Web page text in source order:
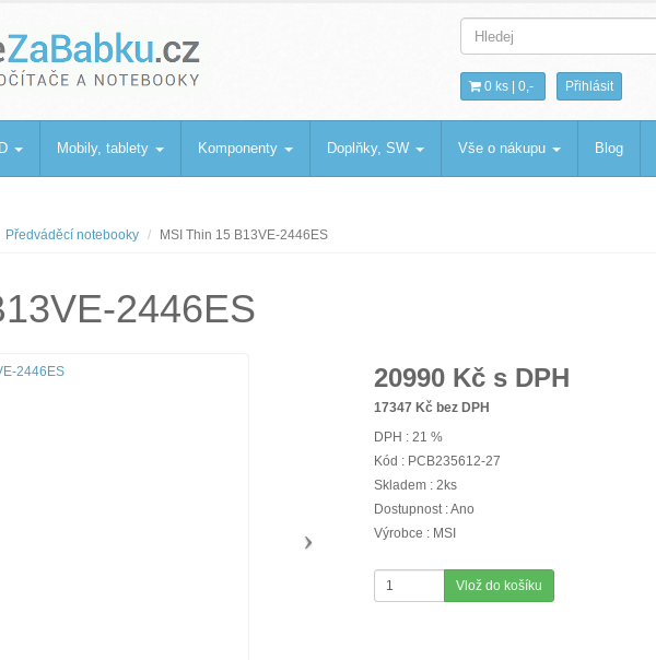
.cz
0 ks | 0,- Přihlásit
Mobily, tablety Komponenty Doplňky, SW Vše o nákupu Blog
Předváděcí notebooky MSI Thin 15 B13VE-2446ES
2446ES
20990 Kč s DPH
17347 Kč bez DPH
DPH : 21 %
Kód : PCB235612-27
Skladem : 2ks
Dostupnost : Ano
Výrobce : MSI
Vlož do košíku